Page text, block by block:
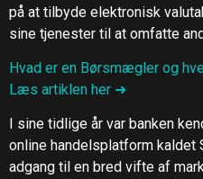
på at tilbyde elektronisk
sine tjenester til at omfatte
Hvad er en Børsmægler og
Læs artiklen her ➜
I sine tidlige år var banken
online handelsplatform kaldet
adgang til en bred vifte af